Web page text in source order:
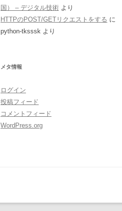
国） – デジタル技術 より
HTTPのPOST/GETリクエストをする に
python-tksssk より
メタ情報
ログイン
投稿フィード
コメントフィード
WordPress.org